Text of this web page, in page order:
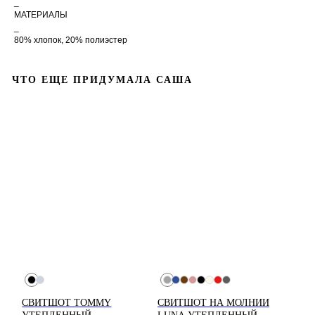
МАТЕРИАЛЫ
80% хлопок, 20% полиэстер
ЧТО ЕЩЕ ПРИДУМАЛА САША
СВИТШОТ TOMMY
СВИТШОТ НА МОЛНИИ
отправки заказа, на ваш e-
mail придет трек-номер
В случае, если вам не